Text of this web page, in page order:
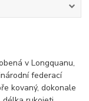
v Longquanu,
federací
kovaný, dokonale